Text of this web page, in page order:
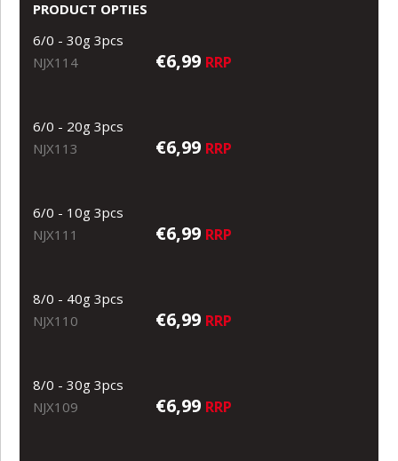
PRODUCT OPTIES
6/0 - 30g 3pcs
NJX114
€6,99 RRP
6/0 - 20g 3pcs
NJX113
€6,99 RRP
6/0 - 10g 3pcs
NJX111
€6,99 RRP
8/0 - 40g 3pcs
NJX110
€6,99 RRP
8/0 - 30g 3pcs
NJX109
€6,99 RRP